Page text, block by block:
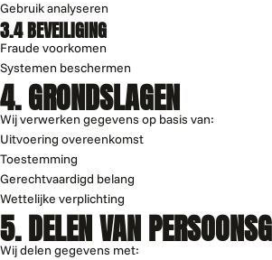
Gebruik analyseren
3.4 BEVEILIGING
Fraude voorkomen
Systemen beschermen
4. GRONDSLAGEN
Wij verwerken gegevens op basis van:
Uitvoering overeenkomst
Toestemming
Gerechtvaardigd belang
Wettelijke verplichting
5. DELEN VAN
Wij delen gegevens met: